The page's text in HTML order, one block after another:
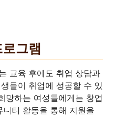
그램
교육 후에도 취업 상담과
들이 취업에 성공할 수 있
망하는 여성들에게는 창업
티 활동을 통해 지원을